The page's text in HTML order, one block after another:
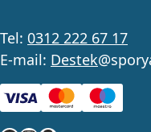
Tel: 0312 222 67 17
E-mail: Destek